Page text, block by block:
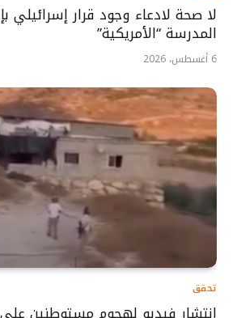
لا صحة لادعاء وجود قرار إسرائيلي
المدرسة “الأمريكية”
6 أغسطس، 2026
تحقق